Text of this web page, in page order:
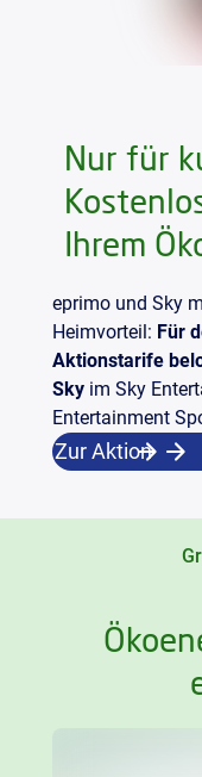
Nur für
Ihrem
eprimo und Sky
Heimvorteil: Für
Aktionstarife
Sky im Sky
Entertainment
Zur Aktion